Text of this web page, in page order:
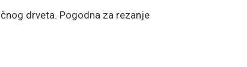
drveta. Pogodna za rezanje